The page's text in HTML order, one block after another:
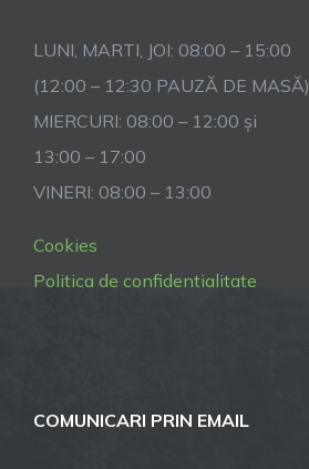
LUNI, MARTI, JOI: 08:00 – 15:00
(12:00 – 12:30 PAUZĂ DE MASĂ)
MIERCURI: 08:00 – 12:00 și
13:00 – 17:00
VINERI: 08:00 – 13:00
Cookies
Politica de confidentialitate
COMUNICARI PRIN EMAIL